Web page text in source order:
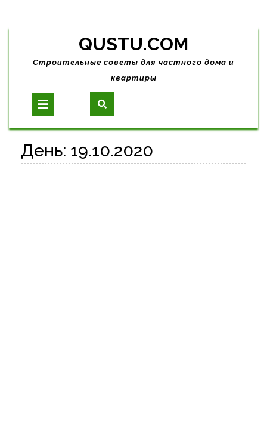
Skip
content
QUSTU.COM
Строительные советы для частного дома и
квартиры
Open
Button
День: 19.10.2020